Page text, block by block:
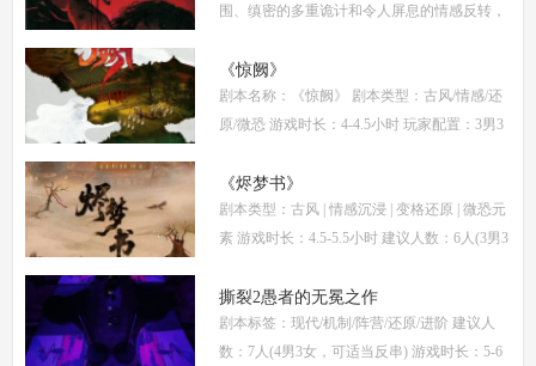
围、缜密的多重诡计和令人屏息的情感反转，
南将从线索流程梳理、角色任务解析、核心诡
计拆
《惊阙》
剧本名称：《惊阙》 剧本类型：古风/情感/还
原/微恐 游戏时长：4-4.5小时 玩家配置：3男3
体验测评内容，复盘答案仅需2步： (1)关注微
信公
《烬梦书》
剧本类型：古风 | 情感沉浸 | 变格还原 | 微恐元
素 游戏时长：4.5-5.5小时 建议人数：6人(3男3
风故事、情感细腻、偏好剧情还原的玩家 《烬
梦
撕裂2愚者的无冕之作
剧本标签：现代/机制/阵营/还原/进阶 建议人
数：7人(4男3女，可适当反串) 游戏时长：5-6